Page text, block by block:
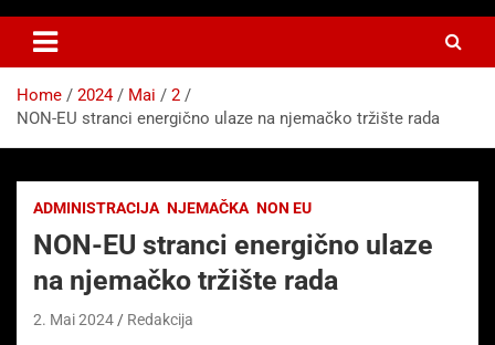
Idemo u Svijet-Njemacka!
Home 2024 Mai
2
NON-EU stranci energično ulaze na njemačko tržište rada
ADMINISTRACIJA NJEMAČKA NON EU
NON-EU stranci energično ulaze
na njemačko tržište rada
2. Mai 2024 Redakcija